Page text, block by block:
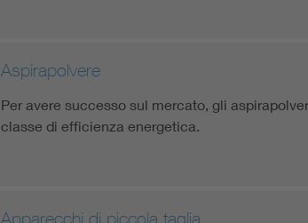
Aspirapolvere
Per avere successo sul mercato, gli
classe di efficienza energetica.
Apparecchi di piccola taglia